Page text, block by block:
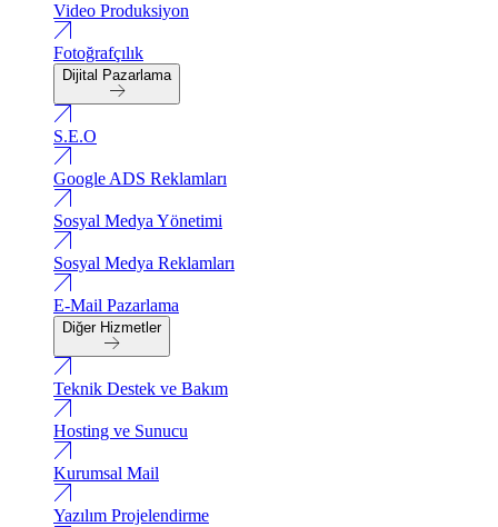
Video Produksiyon
Fotoğrafçılık
Dijital Pazarlama
S.E.O
Google ADS Reklamları
Sosyal Medya Yönetimi
Sosyal Medya Reklamları
E-Mail Pazarlama
Diğer Hizmetler
Teknik Destek ve Bakım
Hosting ve Sunucu
Kurumsal Mail
Yazılım Projelendirme